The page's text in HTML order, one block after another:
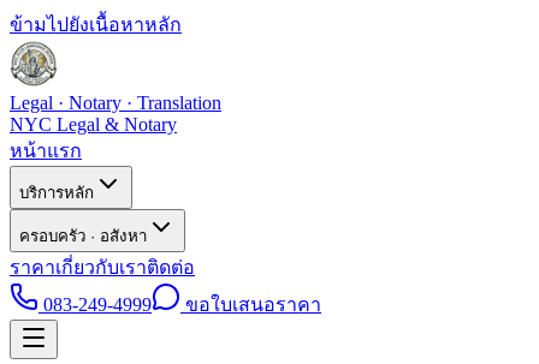
ข้ามไปยังเนื้อหาหลัก
Legal · Notary · Translation
NYC Legal & Notary
หน้าแรก
บริการหลัก
ครอบครัว · อสังหา
ราคาเกี่ยวกับเราติดต่อ
083-249-4999
ขอใบเสนอราคา